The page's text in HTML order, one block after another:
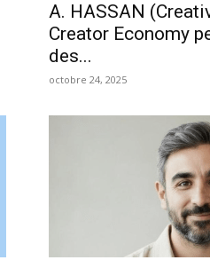
A. HASSAN
Creator Economy
des...
octobre 24, 2025